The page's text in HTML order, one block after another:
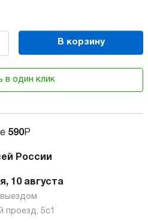
В корзину
в один клик
590Р
России
10 августа
проезд, 5с1